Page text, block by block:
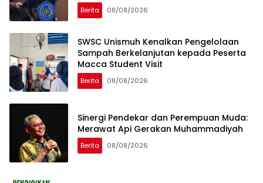
Berita 08/08/2026
SWSC Unismuh Kenalkan Pengelolaan
Sampah Berkelanjutan kepada Peserta
Macca Student Visit
Berita 08/08/2026
Sinergi Pendekar dan Perempuan Muda:
Merawat Api Gerakan Muhammadiyah
Berita 08/08/2026